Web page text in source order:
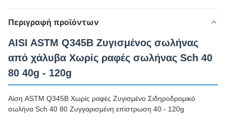
Περιγραφή προϊόντων
AISI ASTM Q345B Ζυγισμένος σωλήνας
από χάλυβα Χωρίς ραφές σωλήνας Sch 40
80 40g - 120g
Αίση ASTM Q345B Χωρίς ραφές Ζυγισμένο Σιδηροδρομικό
σωλήνα Sch 40 80 Ζυγγαρισμένη επίστρωση 40 - 120g